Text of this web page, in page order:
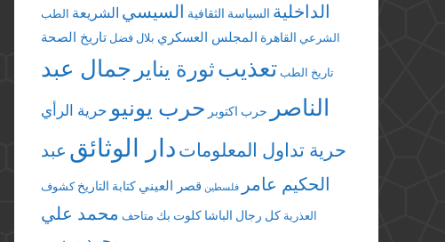
الداخلية السياسة الثقافية السيسي الشريعة الطب
الشرعي القاهرة المجلس العسكري بلال فضل تاريخ الصحة
تاريخ الطب تعذيبثورة يناير جمال عبد
الناصر
حرب اكتوبر حرب يونيو حرية الرأي
حرية تداول المعلومات دار الوثائق عبد
الحكيم عامر
فلسطين قصر العيني كتابة التاريخ كشوف
العذرية كل رجال الباشا كلوت بك متاحف محمد علي